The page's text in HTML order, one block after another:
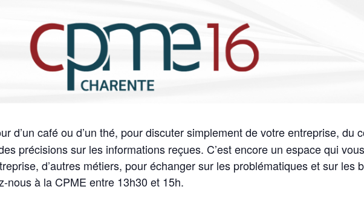
d’un café ou d’un thé, pour discuter simplement de votre entreprise, du
précisions sur les informations reçues. C’est encore un espace qui
d’autres métiers, pour échanger sur les problématiques et sur les
nous à la CPME entre 13h30 et 15h.